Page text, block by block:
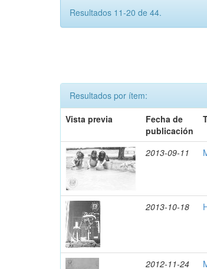
Resultados 11-20 de 44.
Resultados por ítem:
Vista previa
Fecha de
publicación
2013-09-11
2013-10-18
2012-11-24